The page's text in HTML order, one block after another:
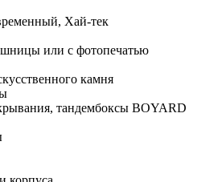
Хай-тек
или с фотопечатью
камня
тандембоксы BOYARD